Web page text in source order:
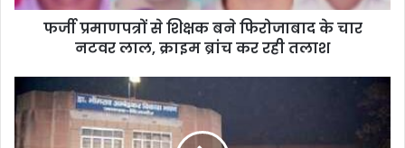
फर्जी प्रमाणपत्रों से शिक्षक बने फिरोजाबाद के चार
नटवर लाल, क्राइम ब्रांच कर रही तलाश